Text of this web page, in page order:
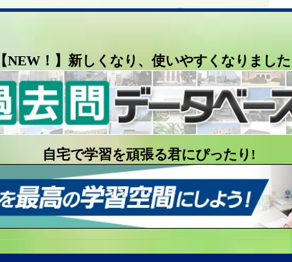
【NEW！】新しくなり、使いやすくなりました
自宅で学習を頑張る君にぴったり!